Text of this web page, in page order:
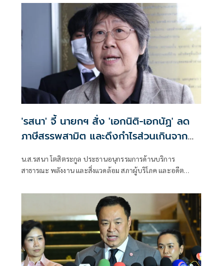
'รสนา' จี้ นายกฯ สั่ง 'เอกนิติ-เอกนัฏ' ลด
ภาษีสรรพสามิต และดึงกำไรส่วนเกินจาก
น.ส.รสนา โตสิตระกูล ประธานอนุกรรมการด้านบริการ
สาธารณะ พลังงาน และสิ่งแวดล้อม สภาผู้บริโภค และอดีต
อนุทินหยุดบริหารบ้านเมืองแบบชิวๆท่ามกลางสถานการณ์โลก
ที่ผันผวน เข้าข่ายสมรู้ร่วมคิดร่วมกับทุนพลังงาน ในการเอา
เปรียบผู้บริโภค ใช่หรือไม่ ?